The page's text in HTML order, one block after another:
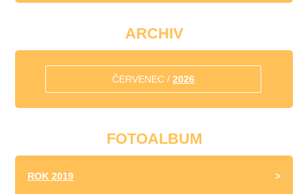
ARCHIV
ČERVENEC /2026
FOTOALBUM
ROK 2019